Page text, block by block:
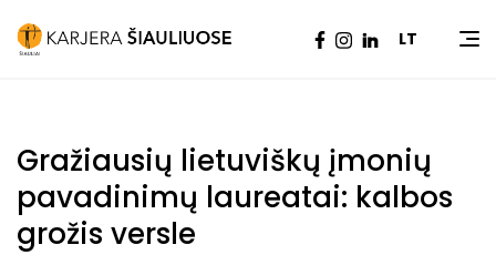
LT
Pradžia |Naujienos |Gražiausių lietuviškų įmonių
pavadinimų laureatai: kalbos grožis versle
Gražiausių lietuviškų įmonių
pavadinimų laureatai: kalbos
grožis versle